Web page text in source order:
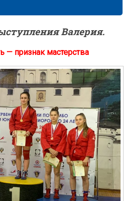
Валерия.
— признак мастерства